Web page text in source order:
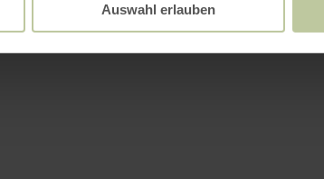
Auswahl erlauben